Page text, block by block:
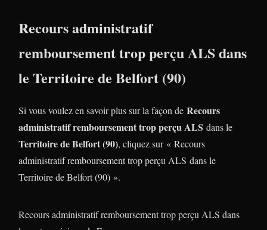
Recours administratif
remboursement trop perçu ALS dans
le Territoire de Belfort (90)
Si vous voulez en savoir plus sur la façon de Recours
administratif remboursement trop perçu ALS dans le
Territoire de Belfort (90), cliquez sur « Recours
administratif remboursement trop perçu ALS dans le
Territoire de Belfort (90) ».
Recours administratif remboursement trop perçu ALS dans